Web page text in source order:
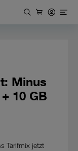
Minus
10 GB
Tarifmix jetzt